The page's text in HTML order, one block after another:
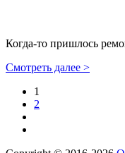
Когда-то пришлось
Смотреть далее >
1
2